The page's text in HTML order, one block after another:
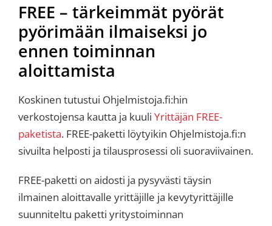
FREE – tärkeimmät pyörät
pyörimään ilmaiseksi jo
ennen toiminnan
aloittamista
Koskinen tutustui Ohjelmistoja.fi:hin
verkostojensa kautta ja kuuli Yrittäjän FREE-
paketista. FREE-paketti löytyikin Ohjelmistoja.fi:n
sivuilta helposti ja tilausprosessi oli suoraviivainen.
FREE-paketti on aidosti ja pysyvästi täysin
ilmainen aloittavalle yrittäjille ja kevytyrittäjille
suunniteltu paketti yritystoiminnan